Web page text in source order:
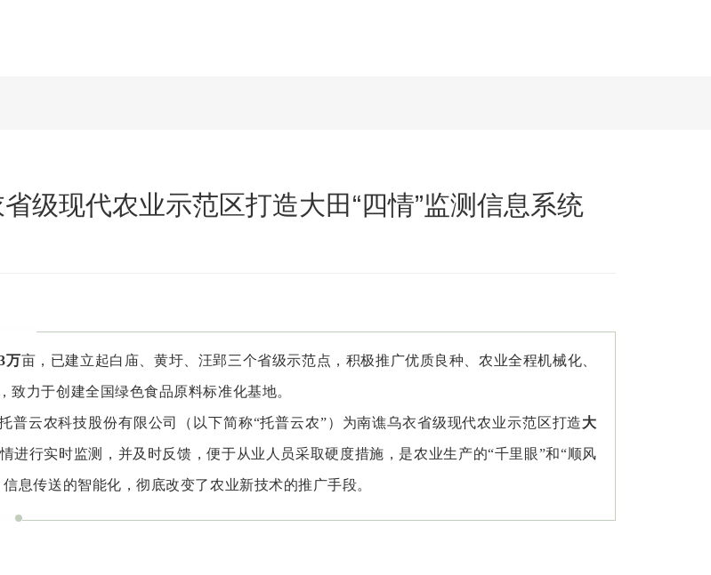
级现代农业示范区打造大田“四情”监测信息系统
万亩，已建立起白庙、黄圩、汪郢三个省级示范点，积极推广优质良种、农业全程机械化、
力于创建全国绿色食品原料标准化基地。
普云农科技股份有限公司（以下简称“托普云农”）为南谯乌衣省级现代农业示范区打造大
进行实时监测，并及时反馈，便于从业人员采取硬度措施，是农业生产的“千里眼”和“顺风
息传送的智能化，彻底改变了农业新技术的推广手段。